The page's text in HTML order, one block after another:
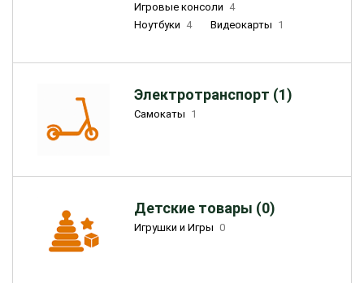
Игровые консоли 4
Ноутбуки 4 Видеокарты 1
Электротранспорт (1)
Самокаты 1
Детские товары (0)
Игрушки и Игры 0